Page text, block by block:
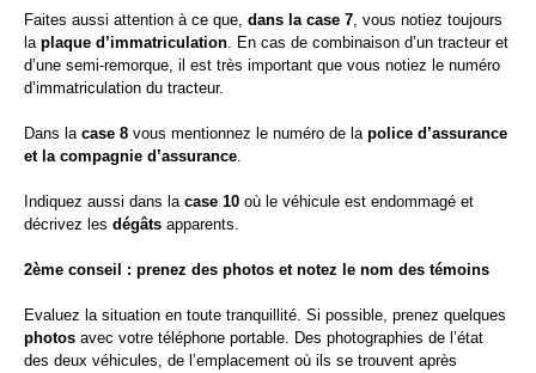
Faites aussi attention à ce que, dans la case 7, vous notiez toujours
la plaque d’immatriculation. En cas de combinaison d’un tracteur et
d’une semi-remorque, il est très important que vous notiez le numéro
d’immatriculation du tracteur.
Dans la case 8 vous mentionnez le numéro de la police d’assurance
et la compagnie d’assurance.
Indiquez aussi dans la case 10 où le véhicule est endommagé et
décrivez les dégâts apparents.
2ème conseil : prenez des photos et notez le nom des témoins
Evaluez la situation en toute tranquillité. Si possible, prenez quelques
photos avec votre téléphone portable. Des photographies de l’état
des deux véhicules, de l’emplacement où ils se trouvent après